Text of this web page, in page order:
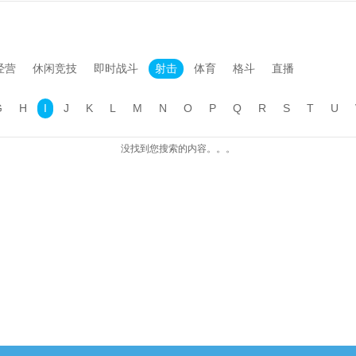
营 休闲竞技 即时战斗 射击 体育 格斗 直播
H I J K L M N O P Q R S T U
没找到您搜索的内容。。。